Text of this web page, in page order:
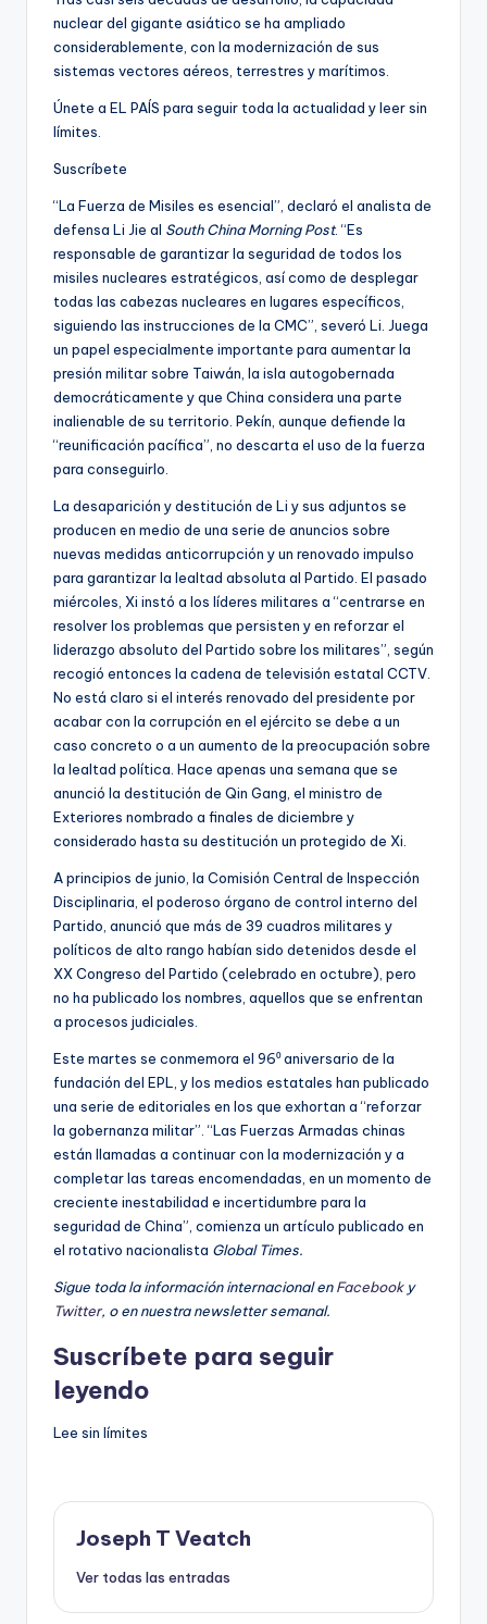
nuclear del gigante asiático se ha ampliado
considerablemente, con la modernización de sus
sistemas vectores aéreos, terrestres y marítimos.
Únete a EL PAÍS para seguir toda la actualidad y leer sin
límites.
Suscríbete
“La Fuerza de Misiles es esencial”, declaró el analista de
defensa Li Jie al South China Morning Post. “Es
responsable de garantizar la seguridad de todos los
misiles nucleares estratégicos, así como de desplegar
todas las cabezas nucleares en lugares específicos,
siguiendo las instrucciones de la CMC”, severó Li. Juega
un papel especialmente importante para aumentar la
presión militar sobre Taiwán, la isla autogobernada
democráticamente y que China considera una parte
inalienable de su territorio. Pekín, aunque defiende la
“reunificación pacífica”, no descarta el uso de la fuerza
para conseguirlo.
La desaparición y destitución de Li y sus adjuntos se
producen en medio de una serie de anuncios sobre
nuevas medidas anticorrupción y un renovado impulso
para garantizar la lealtad absoluta al Partido. El pasado
miércoles, Xi instó a los líderes militares a “centrarse en
resolver los problemas que persisten y en reforzar el
liderazgo absoluto del Partido sobre los militares”, según
recogió entonces la cadena de televisión estatal CCTV.
No está claro si el interés renovado del presidente por
acabar con la corrupción en el ejército se debe a un
caso concreto o a un aumento de la preocupación sobre
la lealtad política. Hace apenas una semana que se
anunció la destitución de Qin Gang, el ministro de
Exteriores nombrado a finales de diciembre y
considerado hasta su destitución un protegido de Xi.
A principios de junio, la Comisión Central de Inspección
Disciplinaria, el poderoso órgano de control interno del
Partido, anunció que más de 39 cuadros militares y
políticos de alto rango habían sido detenidos desde el
XX Congreso del Partido (celebrado en octubre), pero
no ha publicado los nombres, aquellos que se enfrentan
a procesos judiciales.
Este martes se conmemora el 96⁰ aniversario de la
fundación del EPL, y los medios estatales han publicado
una serie de editoriales en los que exhortan a “reforzar
la gobernanza militar”. “Las Fuerzas Armadas chinas
están llamadas a continuar con la modernización y a
completar las tareas encomendadas, en un momento de
creciente inestabilidad e incertidumbre para la
seguridad de China”, comienza un artículo publicado en
el rotativo nacionalista Global Times.
Sigue toda la información internacional enFacebooky
Twitter, o ennuestra newsletter semanal.
Suscríbete para seguir
leyendo
Lee sin límites
Joseph T Veatch
Ver todas las entradas